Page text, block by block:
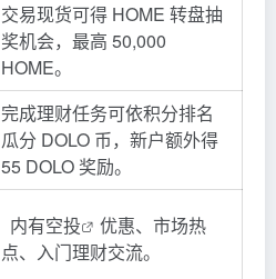
交易现货可得 HOME 转盘抽
奖机会，最高 50,000
HOME。
完成理财任务可依积分排名
瓜分 DOLO 币，新户额外得
55 DOLO 奖励。
内有空投
优惠、市场热
点、入门理财交流。